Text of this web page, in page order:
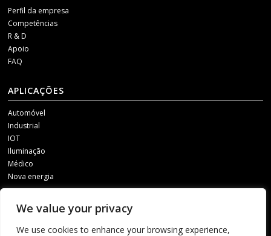
We value your privacy
We use cookies to enhance your browsing experience,
Perfil da empresa
Competências
R & D
Apoio
FAQ
APLICAÇÕES
Automóvel
Industrial
IOT
Iluminação
Médico
Nova energia
MÍDIAS SOCIAIS
Para receber as nossas actualizações, contacte-nos através de um dos